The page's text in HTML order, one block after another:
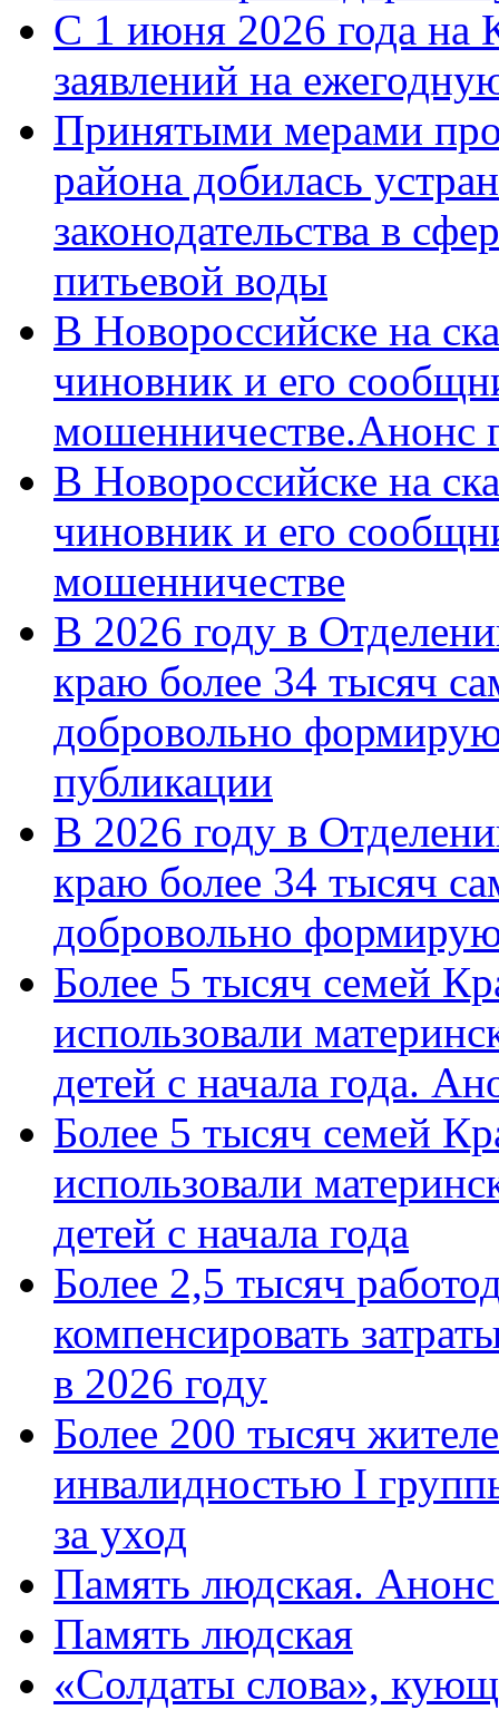
С 1 июня 2026 года на
заявлений на
Принятыми мерами
района добилась
законодательства в
питьевой воды
В Новороссийске на
чиновник и его
мошенничестве.Анонс
В Новороссийске на
чиновник и его
мошенничестве
В 2026 году в
краю более 34 тысяч
добровольно
публикации
В 2026 году в
краю более 34 тысяч
добровольно
Более 5 тысяч семей
использовали
детей с начала года.
Более 5 тысяч семей
использовали
детей с начала года
Более 2,5 тысяч
компенсировать
в 2026 году
Более 200 тысяч
инвалидностью I
за уход
Память людская.
Память людская
«Солдаты слова»,